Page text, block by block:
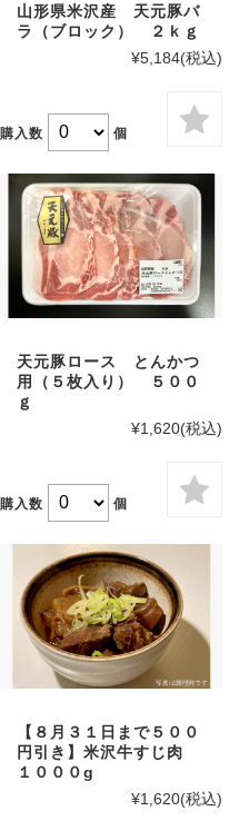
山形県米沢産 天元豚バ
ラ（ブロック） ２ｋｇ
¥5,184(税込)
購入数 個
天元豚ロース とんかつ
用（５枚入り） ５００
ｇ
¥1,620(税込)
購入数 個
【８月３１日まで５００
円引き】米沢牛すじ肉
１０００g
¥1,620(税込)